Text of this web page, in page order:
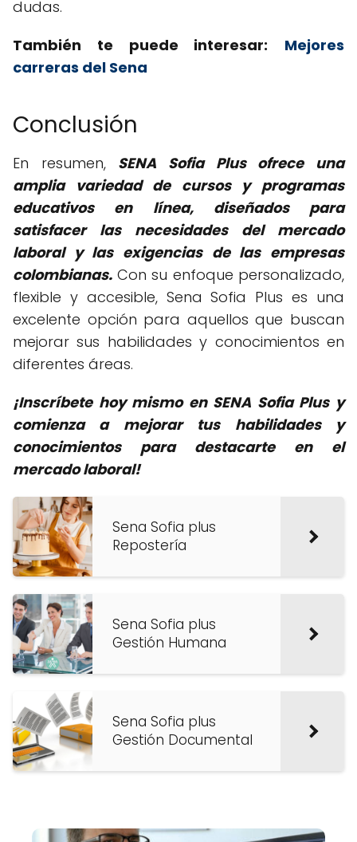
dudas.
También te puede interesar:
Mejores
carreras del Sena
Conclusión
En resumen, SENA Sofia Plus ofrece una
amplia variedad de cursos y programas
educativos en línea, diseñados para
satisfacer las necesidades del mercado
laboral y las exigencias de las empresas
colombianas. Con su enfoque personalizado,
flexible y accesible, Sena Sofia Plus es una
excelente opción para aquellos que buscan
mejorar sus habilidades y conocimientos en
diferentes áreas.
¡Inscríbete hoy mismo en SENA Sofia Plus y
comienza a mejorar tus habilidades y
conocimientos para destacarte en el
mercado laboral!
Sena Sofia plus
Repostería
Sena Sofia plus
Gestión Humana
Sena Sofia plus
Gestión Documental